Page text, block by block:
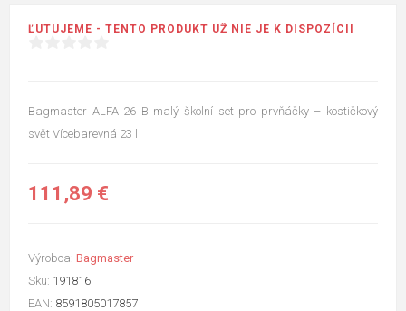
ĽUTUJEME - TENTO PRODUKT UŽ NIE JE K DISPOZÍCII
Bagmaster ALFA 26 B malý školní set pro prvňáčky – kostičkový
svět Vícebarevná 23 l
111,89 €
Výrobca: Bagmaster
Sku: 191816
EAN: 8591805017857